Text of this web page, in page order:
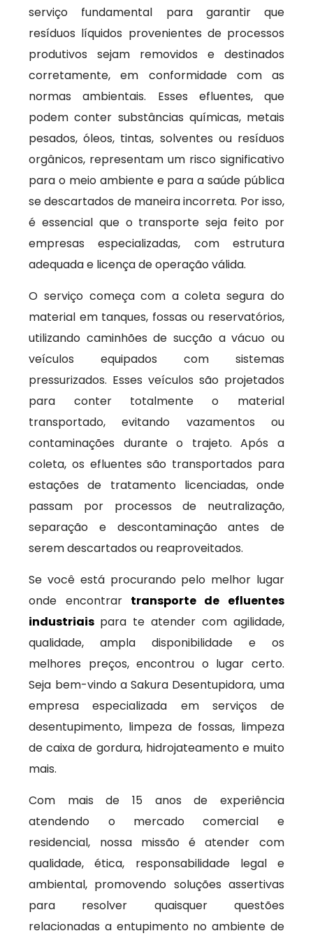
serviço fundamental para garantir que
resíduos líquidos provenientes de processos
produtivos sejam removidos e destinados
corretamente, em conformidade com as
normas ambientais. Esses efluentes, que
podem conter substâncias químicas, metais
pesados, óleos, tintas, solventes ou resíduos
orgânicos, representam um risco significativo
para o meio ambiente e para a saúde pública
se descartados de maneira incorreta. Por isso,
é essencial que o transporte seja feito por
empresas especializadas, com estrutura
adequada e licença de operação válida.
O serviço começa com a coleta segura do
material em tanques, fossas ou reservatórios,
utilizando caminhões de sucção a vácuo ou
veículos equipados com sistemas
pressurizados. Esses veículos são projetados
para conter totalmente o material
transportado, evitando vazamentos ou
contaminações durante o trajeto. Após a
coleta, os efluentes são transportados para
estações de tratamento licenciadas, onde
passam por processos de neutralização,
separação e descontaminação antes de
serem descartados ou reaproveitados.
Se você está procurando pelo melhor lugar
onde encontrar transporte de efluentes
industriais para te atender com agilidade,
qualidade, ampla disponibilidade e os
melhores preços, encontrou o lugar certo.
Seja bem-vindo a Sakura Desentupidora, uma
empresa especializada em serviços de
desentupimento, limpeza de fossas, limpeza
de caixa de gordura, hidrojateamento e muito
mais.
Com mais de 15 anos de experiência
atendendo o mercado comercial e
residencial, nossa missão é atender com
qualidade, ética, responsabilidade legal e
ambiental, promovendo soluções assertivas
para resolver quaisquer questões
relacionadas a entupimento no ambiente de